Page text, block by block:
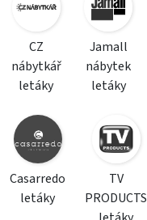
CZ
nábytkář
letáky
Jamall
nábytek
letáky
Casarredo
letáky
TV
PRODUCTS